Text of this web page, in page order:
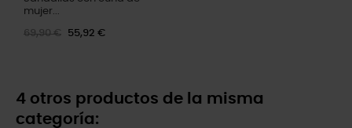
mujer...
69,90 € 55,92 €
4 otros productos de la misma
categoría: